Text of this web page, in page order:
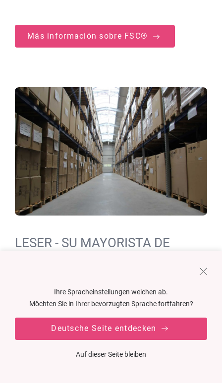
Más información sobre FSC®
LESER - SU MAYORISTA DE
soluciones de envasado de alta calidad a empresas, minoristas
y comerciantes.
Ya sea un mayorista B2B, un fabricante o un proveedor de
Ihre Spracheinstellungen weichen ab.
Möchten Sie in Ihrer bevorzugten Sprache fortfahren?
Deutsche Seite entdecken
Auf dieser Seite bleiben